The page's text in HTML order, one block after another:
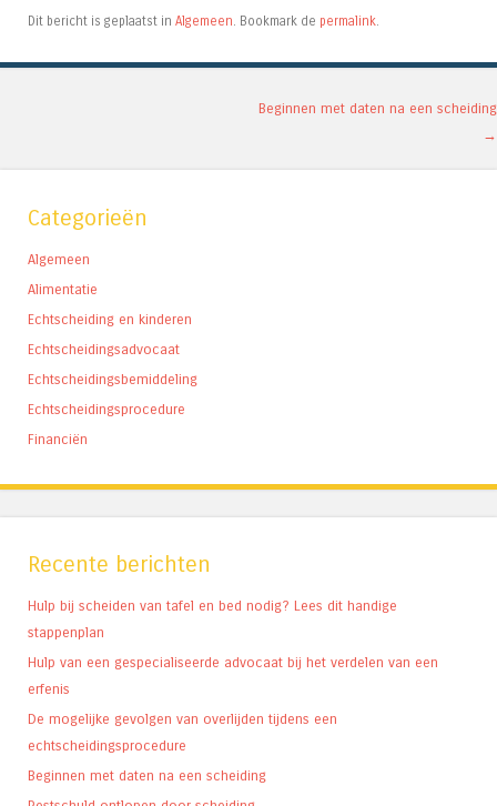
Dit bericht is geplaatst in Algemeen. Bookmark de permalink.
Beginnen met daten na een scheiding
→
Categorieën
Algemeen
Alimentatie
Echtscheiding en kinderen
Echtscheidingsadvocaat
Echtscheidingsbemiddeling
Echtscheidingsprocedure
Financiën
Recente berichten
Hulp bij scheiden van tafel en bed nodig? Lees dit handige
stappenplan
Hulp van een gespecialiseerde advocaat bij het verdelen van een
erfenis
De mogelijke gevolgen van overlijden tijdens een
echtscheidingsprocedure
Beginnen met daten na een scheiding